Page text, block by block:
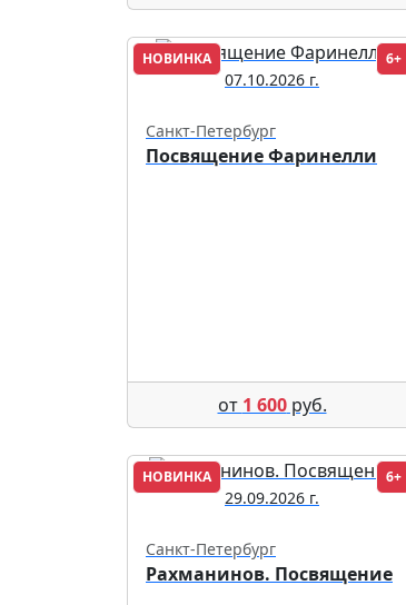
НОВИНКА 6+
07.10.2026 г.
Санкт-Петербург
Посвящение Фаринелли
от 1 600руб.
НОВИНКА 6+
29.09.2026 г.
Санкт-Петербург
Рахманинов. Посвящение